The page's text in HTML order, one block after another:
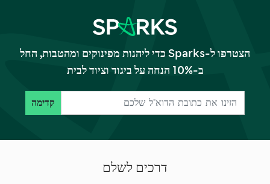
הצטרפו ל-Sparks כדי ליהנות מפינוקים ומהטבות, החל
ב-10% הנחה על ביגוד וציוד לבית
קדימה
דרכים לשלם